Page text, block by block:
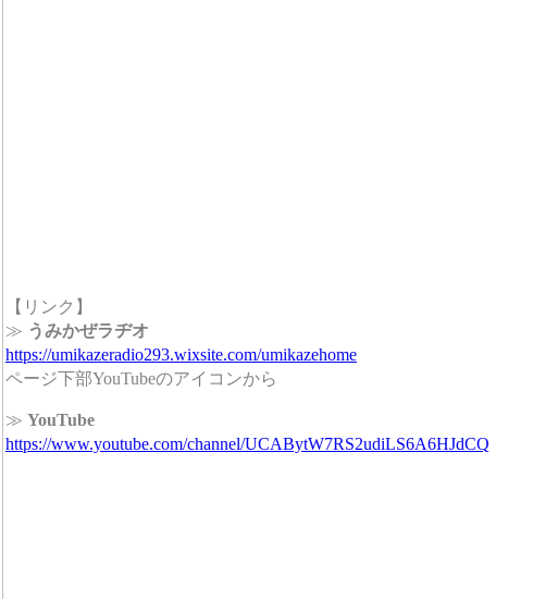
【リンク】
≫ うみかぜラヂオ
https://umikazeradio293.wixsite.com/umikazehome
ページ下部YouTubeのアイコンから
≫ YouTube
https://www.youtube.com/channel/UCABytW7RS2udiLS6A6HJdCQ